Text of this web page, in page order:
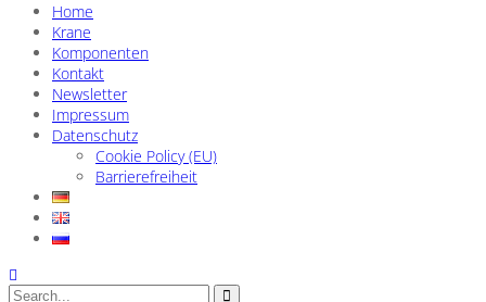
Home
Krane
Komponenten
Kontakt
Newsletter
Impressum
Datenschutz
Cookie Policy (EU)
Barrierefreiheit